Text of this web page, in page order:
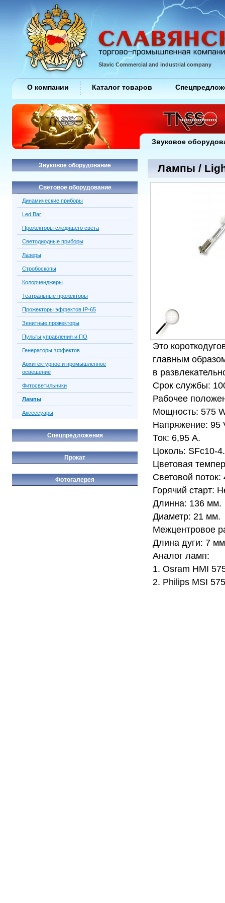
Лампы /
Это
главным
в
Срок службы:
Рабочее
Мощность: 575
Напряжение: 95
Ток: 6,95 А.
Цоколь: SFc10-4.
Цветовая
Световой
Горячий старт:
Длинна: 136 мм.
Диаметр: 21 мм.
Межцентровое
Длина дуги: 7
Аналог ламп:
1. Osram HMI
2. Philips MSI 575
Звуковое оборудование
Световое оборудование
Динамические приборы
Led Bar
Прожекторы следящего света
Светодиодные приборы
Лазеры
Стробоскопы
Колорченджеры
Театральные прожекторы
Прожекторы эффектов IP-65
Зенитные прожекторы
Пульты управления и ПО
Генераторы эффектов
Архитектурное и промышленное
освещение
Фитосветильники
Лампы
Аксессуары
Спецпредложения
Прокат
Фотогалерея
Slavic Commercial and industrial company
О компании Каталог товаров
Звуковое